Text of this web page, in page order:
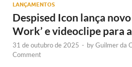
LANÇAMENTOS
Despised Icon lança
Work’ e videoclipe para
31 de outubro de 2025 - byGuilmer da
Comment